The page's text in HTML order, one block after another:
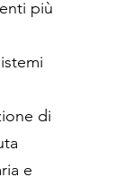
più
di
e